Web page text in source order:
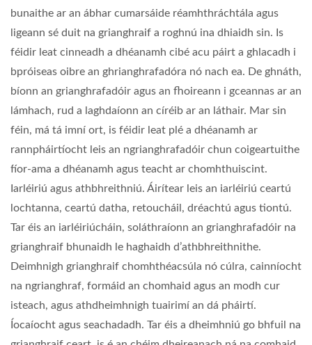
bunaithe ar an ábhar cumarsáide réamhthráchtála agus
ligeann sé duit na grianghraif a roghnú ina dhiaidh sin. Is
féidir leat cinneadh a dhéanamh cibé acu páirt a ghlacadh i
bpróiseas oibre an ghrianghrafadóra nó nach ea. De ghnáth,
bíonn an grianghrafadóir agus an fhoireann i gceannas ar an
lámhach, rud a laghdaíonn an círéib ar an láthair. Mar sin
féin, má tá imní ort, is féidir leat plé a dhéanamh ar
rannpháirtíocht leis an ngrianghrafadóir chun coigeartuithe
fíor-ama a dhéanamh agus teacht ar chomhthuiscint.
Iarléiriú agus athbhreithniú. Áirítear leis an iarléiriú ceartú
lochtanna, ceartú datha, retoucháil, dréachtú agus tiontú.
Tar éis an iarléiriúcháin, soláthraíonn an grianghrafadóir na
grianghraif bhunaidh le haghaidh d’athbhreithnithe.
Deimhnigh grianghraif chomhthéacsúla nó cúlra, cainníocht
na ngrianghraf, formáid an chomhaid agus an modh cur
isteach, agus athdheimhnigh tuairimí an dá pháirtí.
Íocaíocht agus seachadadh. Tar éis a dheimhniú go bhfuil na